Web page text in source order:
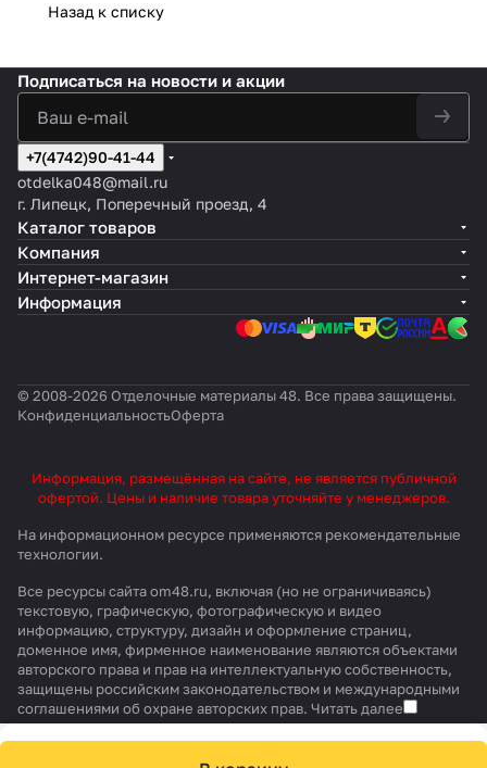
Назад к списку
Подписаться на новости и акции
+7(4742)90-41-44
otdelka048@mail.ru
г. Липецк, Поперечный проезд, 4
Каталог товаров
Компания
Интернет-магазин
Информация
© 2008-2026 Отделочные материалы 48. Все права защищены.
КонфиденциальностьОферта
Информация, размещённая на сайте, не является публичной
офертой. Цены и наличие товара уточняйте у менеджеров.
На информационном ресурсе применяются рекомендательные
технологии.
Все ресурсы сайта om48.ru, включая (но не ограничиваясь)
текстовую, графическую, фотографическую и видео
информацию, структуру, дизайн и оформление страниц,
доменное имя, фирменное наименование являются объектами
авторского права и прав на интеллектуальную собственность,
защищены российским законодательством и международными
соглашениями об охране авторских прав. Читать далее